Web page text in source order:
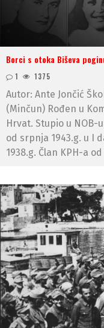
Borci s otoka Biševa
1 1375
Autor: Ante Jončić
(Minčun) Rođen u
Hrvat. Stupio u NOB-
od srpnja 1943.g. u I
1938.g. Član KPH-a